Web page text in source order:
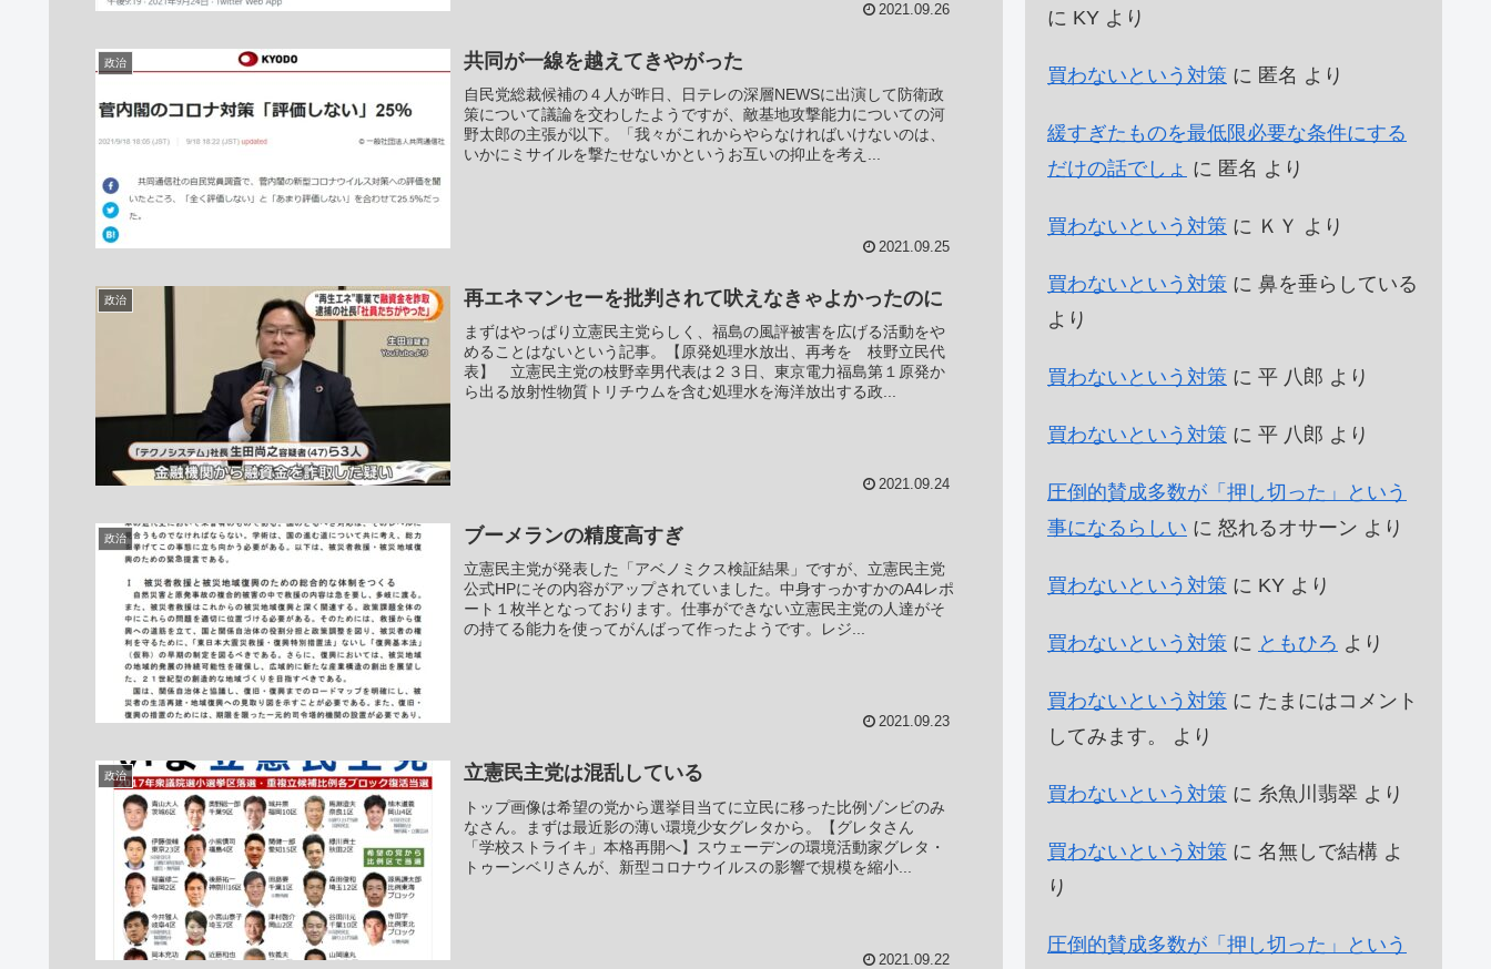
2021.09.26
政治 共同が一線を越えてきやがった
自民党総裁候補の４人が昨日、日テレの深層NEWSに出演して防衛政
策について議論を交わしたようですが、敵基地攻撃能力についての河
野太郎の主張が以下。「我々がこれからやらなければいけないのは、
いかにミサイルを撃たせないかというお互いの抑止を考え...
2021.09.25
政治 再エネマンセーを批判されて吠えなきゃよかったのに
まずはやっぱり立憲民主党らしく、福島の風評被害を広げる活動をや
めることはないという記事。【原発処理水放出、再考を 枝野立民代
表】 立憲民主党の枝野幸男代表は２３日、東京電力福島第１原発か
ら出る放射性物質トリチウムを含む処理水を海洋放出する政...
2021.09.24
政治 ブーメランの精度高すぎ
立憲民主党が発表した「アベノミクス検証結果」ですが、立憲民主党
公式HPにその内容がアップされていました。中身すっかすかのA4レポ
ート１枚半となっております。仕事ができない立憲民主党の人達がそ
の持てる能力を使ってがんばって作ったようです。レジ...
2021.09.23
政治 立憲民主党は混乱している
トップ画像は希望の党から選挙目当てに立民に移った比例ゾンビのみ
なさん。まずは最近影の薄い環境少女グレタから。【グレタさん
「学校ストライキ」本格再開へ】スウェーデンの環境活動家グレタ・
トゥーンベリさんが、新型コロナウイルスの影響で規模を縮小...
2021.09.22
に KY より
買わないという対策 に 匿名 より
緩すぎたものを最低限必要な条件にする
だけの話でしょ に 匿名 より
買わないという対策 に ＫＹ より
買わないという対策 に 鼻を垂らしている
より
買わないという対策 に 平 八郎 より
買わないという対策 に 平 八郎 より
圧倒的賛成多数が「押し切った」という
事になるらしい に 怒れるオサーン より
買わないという対策 に KY より
買わないという対策 に ともひろ より
買わないという対策 に たまにはコメント
してみます。
より
買わないという対策 に 糸魚川翡翠 より
買わないという対策 に 名無しで結構 よ
り
圧倒的賛成多数が「押し切った」という